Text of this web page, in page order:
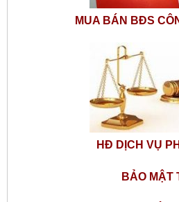
MUA BÁN BĐS
HĐ DỊCH VỤ
BẢO MẬT